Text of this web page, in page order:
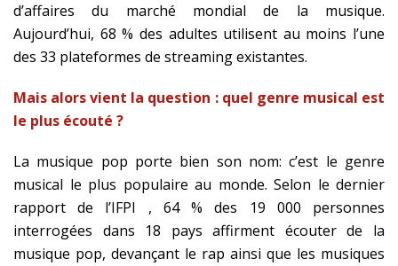
d’affaires du marché mondial de la musique.
Aujourd’hui, 68 % des adultes utilisent au moins l’une
des 33 plateformes de streaming existantes.
Mais alors vient la question : quel genre musical est
le plus écouté ?
La musique pop porte bien son nom: c’est le genre
musical le plus populaire au monde. Selon le dernier
rapport de l’IFPI , 64 % des 19 000 personnes
interrogées dans 18 pays affirment écouter de la
musique pop, devançant le rap ainsi que les musiques